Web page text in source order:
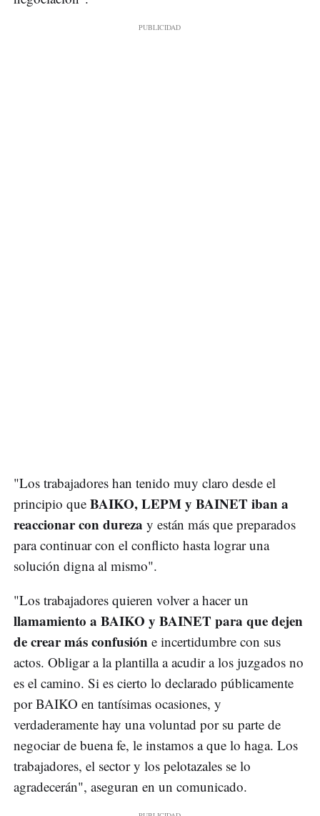
"Los trabajadores han tenido muy claro desde el
principio que BAIKO, LEPM y BAINET iban a
reaccionar con dureza y están más que preparados
para continuar con el conflicto hasta lograr una
solución digna al mismo".
"Los trabajadores quieren volver a hacer un
llamamiento a BAIKO y BAINET para que dejen
de crear más confusión e incertidumbre con sus
actos. Obligar a la plantilla a acudir a los juzgados no
es el camino. Si es cierto lo declarado públicamente
por BAIKO en tantísimas ocasiones, y
verdaderamente hay una voluntad por su parte de
negociar de buena fe, le instamos a que lo haga. Los
trabajadores, el sector y los pelotazales se lo
agradecerán", aseguran en un comunicado.